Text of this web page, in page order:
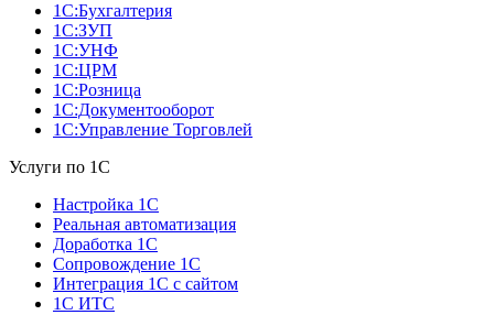
1С:Бухгалтерия
1С:ЗУП
1С:УНФ
1С:ЦРМ
1С:Розница
1С:Документооборот
1С:Управление Торговлей
Услуги по 1С
Настройка 1С
Реальная автоматизация
Доработка 1С
Сопровождение 1С
Интеграция 1С с сайтом
1С ИТС